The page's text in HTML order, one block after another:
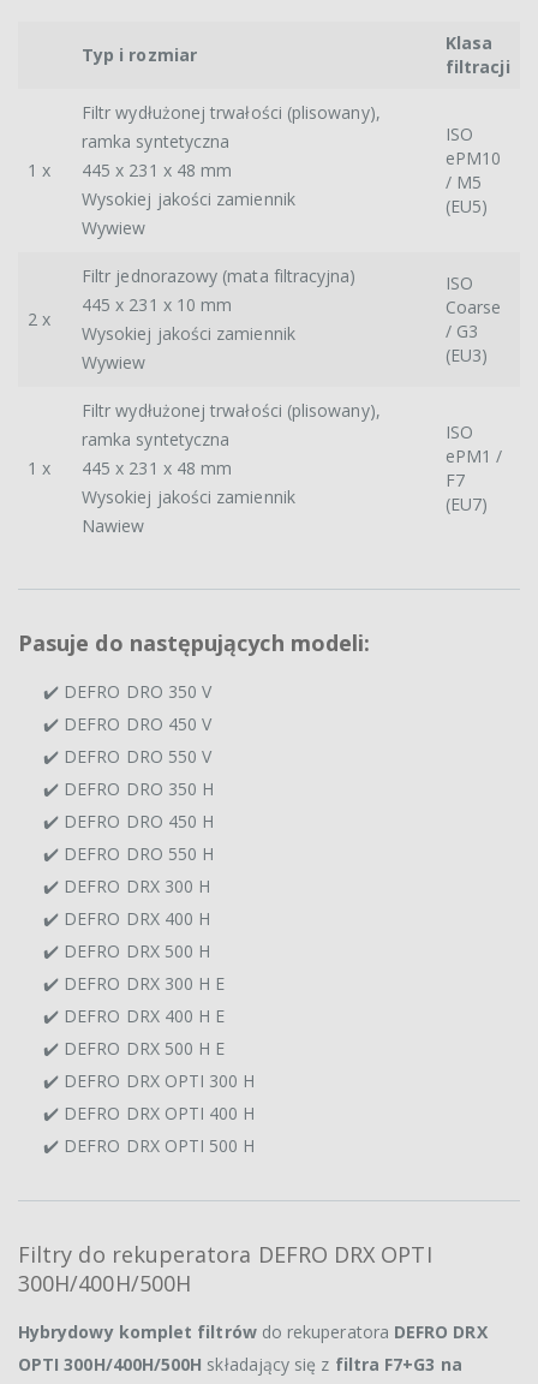
Typ i rozmiar
Klasa
filtracji
1 x
Filtr wydłużonej trwałości (plisowany),
ramka syntetyczna
445 x 231 x 48 mm
Wysokiej jakości zamiennik
Wywiew
ISO
ePM10
/ M5
(EU5)
2 x
Filtr jednorazowy (mata filtracyjna)
445 x 231 x 10 mm
Wysokiej jakości zamiennik
Wywiew
ISO
Coarse
/ G3
(EU3)
1 x
Filtr wydłużonej trwałości (plisowany),
ramka syntetyczna
445 x 231 x 48 mm
Wysokiej jakości zamiennik
Nawiew
ISO
ePM1 /
F7
(EU7)
Pasuje do następujących modeli:
✔️ DEFRO DRO 350 V
✔️ DEFRO DRO 450 V
✔️ DEFRO DRO 550 V
✔️ DEFRO DRO 350 H
✔️ DEFRO DRO 450 H
✔️ DEFRO DRO 550 H
✔️ DEFRO DRX 300 H
✔️ DEFRO DRX 400 H
✔️ DEFRO DRX 500 H
✔️ DEFRO DRX 300 H E
✔️ DEFRO DRX 400 H E
✔️ DEFRO DRX 500 H E
✔️ DEFRO DRX OPTI 300 H
✔️ DEFRO DRX OPTI 400 H
✔️ DEFRO DRX OPTI 500 H
Filtry do rekuperatora DEFRO DRX OPTI
300H/400H/500H
Hybrydowy komplet filtrówdo rekuperatora DEFRO DRX
OPTI 300H/400H/500H składający się z filtra F7+G3 na